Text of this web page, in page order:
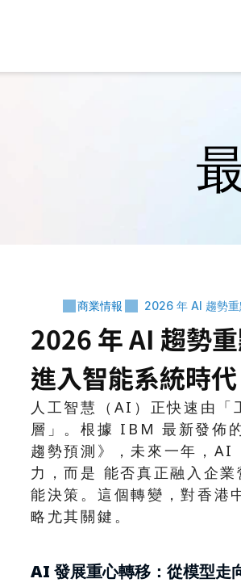
商業情報 2026 年 AI 趨勢
2026 年 AI 趨勢
進入智能系統時代
人工智慧（AI）正快速由「
層」。根據 IBM 最新發佈
趨勢預測》，未來一年，AI
力，而是 能否真正融入企
能決策。這個轉變，對香港
略尤其關鍵。
AI 發展重心轉移：從模型走